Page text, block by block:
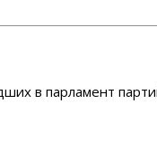
в парламент